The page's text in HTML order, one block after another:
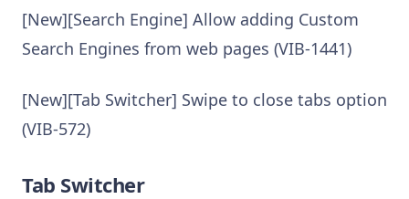
[New][Search Engine] Allow adding Custom
Search Engines from web pages (VIB-1441)
[New][Tab Switcher] Swipe to close tabs option
(VIB-572)
Tab Switcher